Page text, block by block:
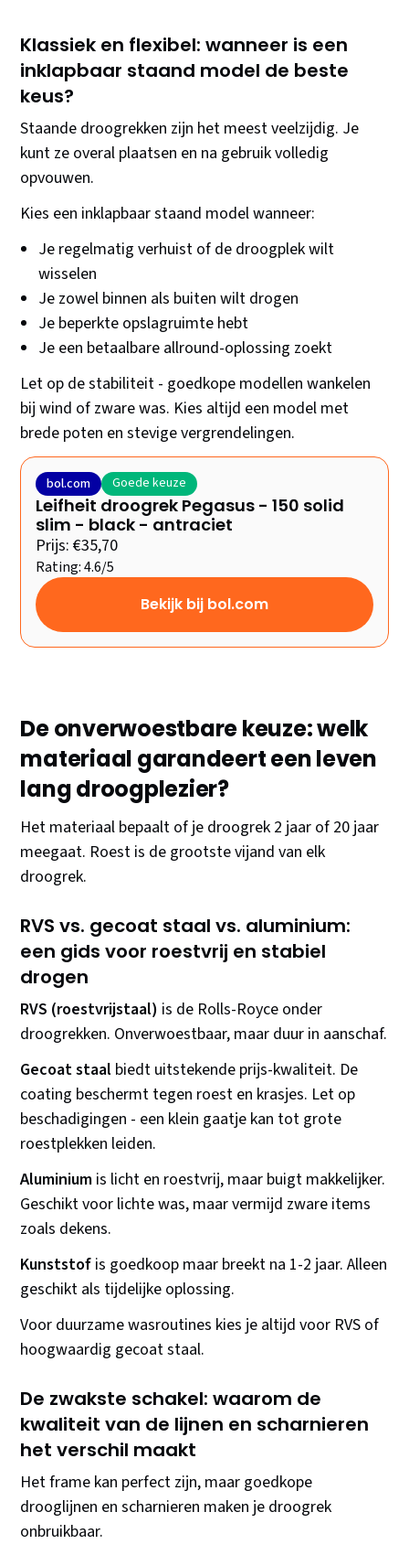
Klassiek en flexibel: wanneer is een
inklapbaar staand model de beste
keus?
Staande droogrekken zijn het meest veelzijdig. Je
kunt ze overal plaatsen en na gebruik volledig
opvouwen.
Kies een inklapbaar staand model wanneer:
Je regelmatig verhuist of de droogplek wilt
wisselen
Je zowel binnen als buiten wilt drogen
Je beperkte opslagruimte hebt
Je een betaalbare allround-oplossing zoekt
Let op de stabiliteit - goedkope modellen wankelen
bij wind of zware was. Kies altijd een model met
brede poten en stevige vergrendelingen.
bol.com Goede keuze
Leifheit droogrek Pegasus - 150 solid
slim - black - antraciet
Prijs: €35,70
Rating: 4.6/5
Bekijk bij bol.com
De onverwoestbare keuze: welk
materiaal garandeert een leven
lang droogplezier?
Het materiaal bepaalt of je droogrek 2 jaar of 20 jaar
meegaat. Roest is de grootste vijand van elk
droogrek.
RVS vs. gecoat staal vs. aluminium:
een gids voor roestvrij en stabiel
drogen
RVS (roestvrijstaal) is de Rolls-Royce onder
droogrekken. Onverwoestbaar, maar duur in aanschaf.
Gecoat staal biedt uitstekende prijs-kwaliteit. De
coating beschermt tegen roest en krasjes. Let op
beschadigingen - een klein gaatje kan tot grote
roestplekken leiden.
Aluminium is licht en roestvrij, maar buigt makkelijker.
Geschikt voor lichte was, maar vermijd zware items
zoals dekens.
Kunststof is goedkoop maar breekt na 1-2 jaar. Alleen
geschikt als tijdelijke oplossing.
Voor duurzame wasroutines kies je altijd voor RVS of
hoogwaardig gecoat staal.
De zwakste schakel: waarom de
kwaliteit van de lijnen en scharnieren
het verschil maakt
Het frame kan perfect zijn, maar goedkope
drooglijnen en scharnieren maken je droogrek
onbruikbaar.